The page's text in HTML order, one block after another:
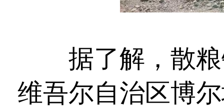
据了解，散粮
维吾尔自治区博